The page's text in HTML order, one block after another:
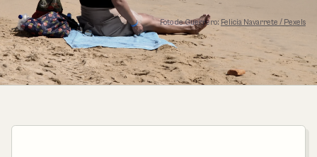
Foto de Guerrero: Felicia Navarrete / Pexels